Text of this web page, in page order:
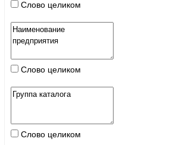
Слово целиком
Слово целиком
Слово целиком